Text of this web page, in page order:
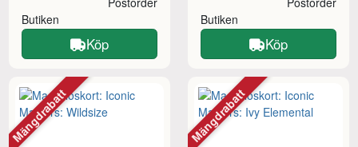
Butiken
Köp
Butiken
Köp
Mängdrabatt Mängdrabatt